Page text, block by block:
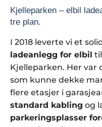
Kjelleparken – elbil
tre plan.
I 2018 leverte vi et
ladeanlegg for elbil
Kjelleparken. Her var
som kunne dekke
flere etasjer i
standard kabling og
parkeringsplasser